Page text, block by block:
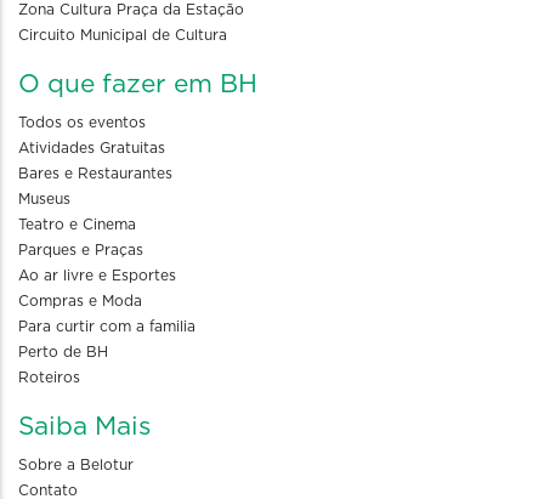
Zona Cultura Praça da Estação
Circuito Municipal de Cultura
O que fazer em BH
Todos os eventos
Atividades Gratuitas
Bares e Restaurantes
Museus
Teatro e Cinema
Parques e Praças
Ao ar livre e Esportes
Compras e Moda
Para curtir com a familia
Perto de BH
Roteiros
Saiba Mais
Sobre a Belotur
Contato